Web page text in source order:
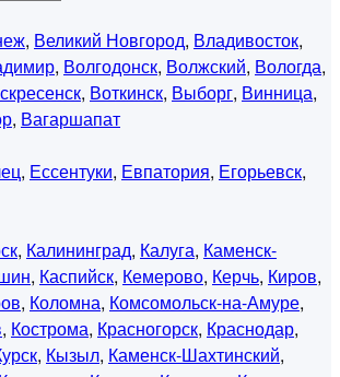
, Великий Новгород, Владивосток,
, Волгодонск, Волжский, Вологда,
, Воткинск, Выборг, Винница,
, Вагаршапат
, Ессентуки, Евпатория, Егорьевск,
, Калининград, Калуга, Каменск-
, Каспийск, Кемерово, Керчь, Киров,
, Коломна, Комсомольск-на-Амуре,
, Кострома, Красногорск, Краснодар,
, Кызыл, Каменск-Шахтинский,